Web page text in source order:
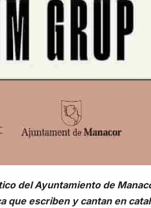
del Ayuntamiento de
que escriben y cantan en